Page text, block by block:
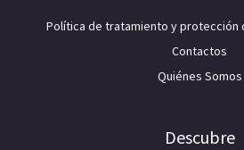
Política de tratamiento y protección
Contactos
Quiénes Somos
Descubre